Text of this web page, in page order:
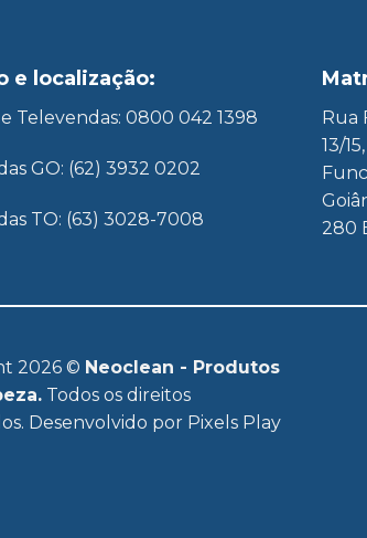
e localização:
Televendas: 0800 042 1398
GO: (62) 3932 0202
TO: (63) 3028-7008
Rua
13/
280
2026 © Neoclean - Produtos
Todos os direitos
Desenvolvido por Pixels Play